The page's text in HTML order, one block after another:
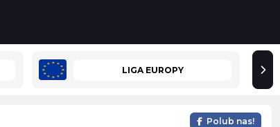
LIGA EUROPY
Polub nas!